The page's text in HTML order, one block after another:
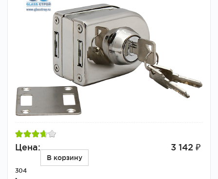
Цена: 3 142 ₽
В корзину
304